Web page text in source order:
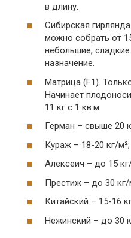
в длину.
Сибирская
можно собрать от
небольшие,
назначение.
Матрица (F1).
Начинает
11 кг с 1 кв.м.
Герман – свыше 20
Кураж – 18-20 кг/м²;
Алексеич – до 15
Престиж – до 30 кг/
Китайский – 15-16
Нежинский – до 30